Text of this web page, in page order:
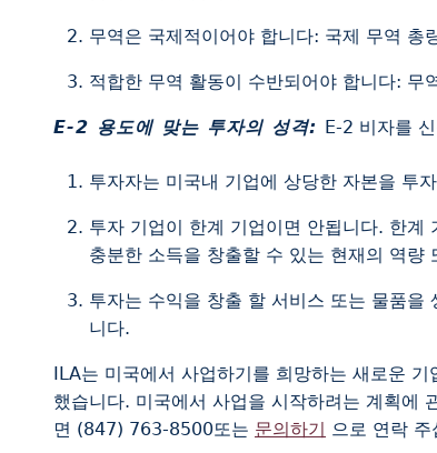
무역은 국제적이어야 합니다: 국제 무역
적합한 무역 활동이 수반되어야 합니다: 무
E-2 용도에 맞는 투자의 성격: E-2 비자를
투자자는 미국내 기업에 상당한 자본을 투
투자 기업이 한계 기업이면 안됩니다. 한계
충분한 소득을 창출할 수 있는 현재의 역량
투자는 수익을 창출 할 서비스 또는 물품을
니다.
ILA는 미국에서 사업하기를 희망하는 새로운
했습니다. 미국에서 사업을 시작하려는 계획에
면 (847) 763-8500또는 문의하기 으로 연락 주